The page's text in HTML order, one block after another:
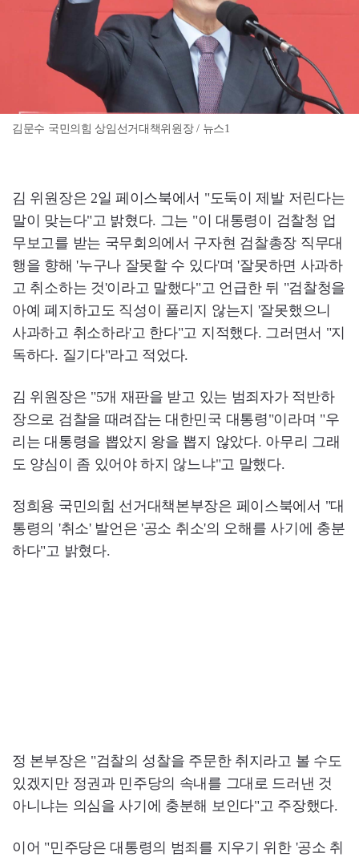
김문수 국민의힘 상임선거대책위원장 / 뉴스1
김 위원장은 2일 페이스북에서 "도둑이 제발 저린다는
말이 맞는다"고 밝혔다. 그는 "이 대통령이 검찰청 업
무보고를 받는 국무회의에서 구자현 검찰총장 직무대
행을 향해 '누구나 잘못할 수 있다'며 '잘못하면 사과하
고 취소하는 것'이라고 말했다"고 언급한 뒤 "검찰청을
아예 폐지하고도 직성이 풀리지 않는지 '잘못했으니
사과하고 취소하라'고 한다"고 지적했다. 그러면서 "지
독하다. 질기다"라고 적었다.
김 위원장은 "5개 재판을 받고 있는 범죄자가 적반하
장으로 검찰을 때려잡는 대한민국 대통령"이라며 "우
리는 대통령을 뽑았지 왕을 뽑지 않았다. 아무리 그래
도 양심이 좀 있어야 하지 않느냐"고 말했다.
정희용 국민의힘 선거대책본부장은 페이스북에서 "대
통령의 '취소' 발언은 '공소 취소'의 오해를 사기에 충분
하다"고 밝혔다.
정 본부장은 "검찰의 성찰을 주문한 취지라고 볼 수도
있겠지만 정권과 민주당의 속내를 그대로 드러낸 것
아니냐는 의심을 사기에 충분해 보인다"고 주장했다.
이어 "민주당은 대통령의 범죄를 지우기 위한 '공소 취